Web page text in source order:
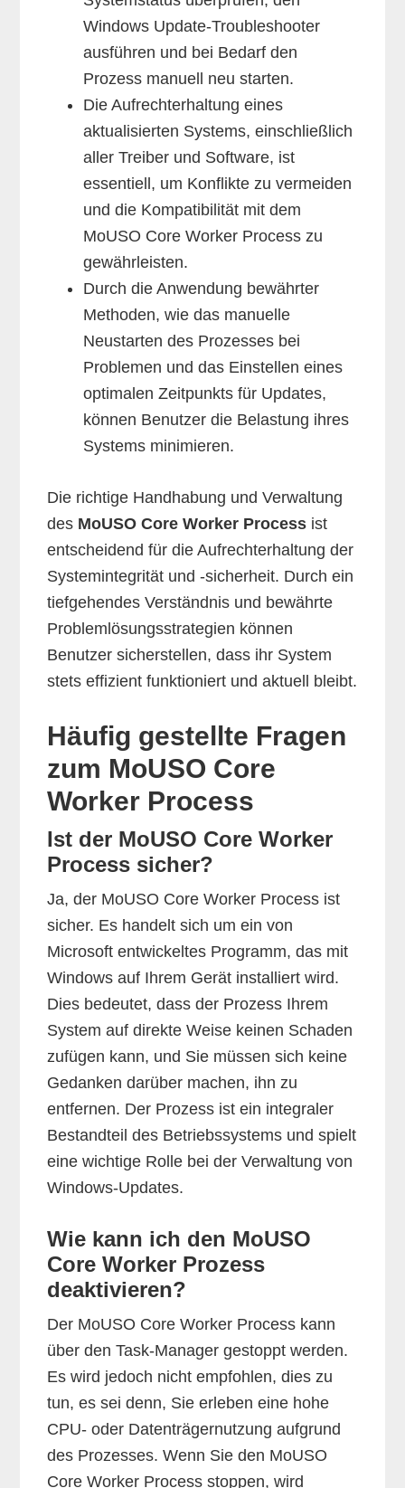
Windows Update-Troubleshooter
ausführen und bei Bedarf den
Prozess manuell neu starten.
Die Aufrechterhaltung eines
aktualisierten Systems, einschließlich
aller Treiber und Software, ist
essentiell, um Konflikte zu vermeiden
und die Kompatibilität mit dem
MoUSO Core Worker Process zu
gewährleisten.
Durch die Anwendung bewährter
Methoden, wie das manuelle
Neustarten des Prozesses bei
Problemen und das Einstellen eines
optimalen Zeitpunkts für Updates,
können Benutzer die Belastung ihres
Systems minimieren.
Die richtige Handhabung und Verwaltung
des MoUSO Core Worker Process ist
entscheidend für die Aufrechterhaltung der
Systemintegrität und -sicherheit. Durch ein
tiefgehendes Verständnis und bewährte
Problemlösungsstrategien können
Benutzer sicherstellen, dass ihr System
stets effizient funktioniert und aktuell bleibt.
Häufig gestellte Fragen
zum MoUSO Core
Worker Process
Ist der MoUSO Core Worker
Process sicher?
Ja, der MoUSO Core Worker Process ist
sicher. Es handelt sich um ein von
Microsoft entwickeltes Programm, das mit
Windows auf Ihrem Gerät installiert wird.
Dies bedeutet, dass der Prozess Ihrem
System auf direkte Weise keinen Schaden
zufügen kann, und Sie müssen sich keine
Gedanken darüber machen, ihn zu
entfernen. Der Prozess ist ein integraler
Bestandteil des Betriebssystems und spielt
eine wichtige Rolle bei der Verwaltung von
Windows-Updates.
Wie kann ich den MoUSO
Core Worker Prozess
deaktivieren?
Der MoUSO Core Worker Process kann
über den Task-Manager gestoppt werden.
Es wird jedoch nicht empfohlen, dies zu
tun, es sei denn, Sie erleben eine hohe
CPU- oder Datenträgernutzung aufgrund
des Prozesses. Wenn Sie den MoUSO
Core Worker Process stoppen, wird